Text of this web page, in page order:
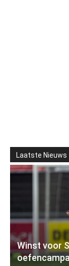
Laatste Nieuws
Winst voor